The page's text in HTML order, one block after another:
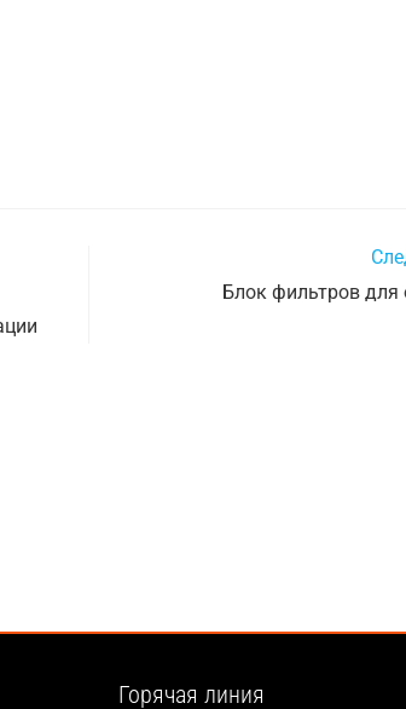
Блок фильтров для
Горячая линия